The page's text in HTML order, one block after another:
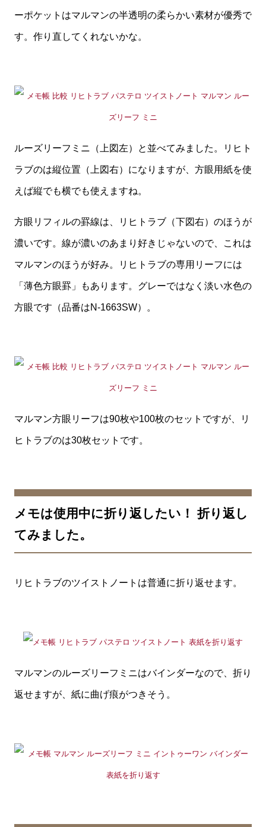
ーポケットはマルマンの半透明の柔らかい素材が優秀で
す。作り直してくれないかな。
ルーズリーフミニ（上図左）と並べてみました。リヒト
ラブのは縦位置（上図右）になりますが、方眼用紙を使
えば縦でも横でも使えますね。
方眼リフィルの罫線は、リヒトラブ（下図右）のほうが
濃いです。線が濃いのあまり好きじゃないので、これは
マルマンのほうが好み。リヒトラブの専用リーフには
「薄色方眼罫」もあります。グレーではなく淡い水色の
方眼です（品番はN-1663SW）。
マルマン方眼リーフは90枚や100枚のセットですが、リ
ヒトラブのは30枚セットです。
メモは使用中に折り返したい！ 折り返し
てみました。
リヒトラブのツイストノートは普通に折り返せます。
マルマンのルーズリーフミニはバインダーなので、折り
返せますが、紙に曲げ痕がつきそう。